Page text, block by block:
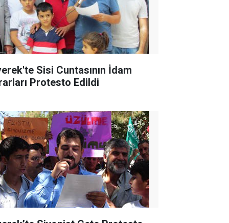
Sisi Cuntasının İdam
Protesto Edildi